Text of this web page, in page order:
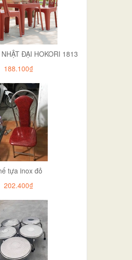
ĐẠI HOKORI 1813
188.100₫
tựa inox đỏ
202.400₫